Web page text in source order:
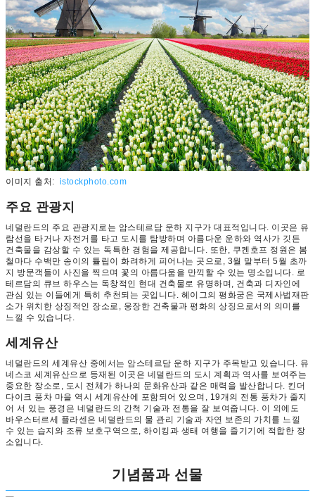
이미지 출처: istockphoto.com
주요 관광지
네덜란드의 주요 관광지로는 암스테르담 운하 지구가 대표적입니다. 이곳은 유
람선을 타거나 자전거를 타고 도시를 탐방하며 아름다운 운하와 역사가 깃든
건축물을 감상할 수 있는 독특한 경험을 제공합니다. 또한, 쿠켄호프 정원은 봄
철마다 수백만 송이의 튤립이 화려하게 피어나는 곳으로, 3월 말부터 5월 초까
지 방문객들이 사진을 찍으며 꽃의 아름다움을 만끽할 수 있는 명소입니다. 로
테르담의 큐브 하우스는 독창적인 현대 건축물로 유명하며, 건축과 디자인에
관심 있는 이들에게 특히 추천되는 곳입니다. 헤이그의 평화궁은 국제사법재판
소가 위치한 상징적인 장소로, 웅장한 건축물과 평화의 상징으로서의 의미를
느낄 수 있습니다.
세계유산
네덜란드의 세계유산 중에서는 암스테르담 운하 지구가 주목받고 있습니다. 유
네스코 세계유산으로 등재된 이곳은 네덜란드의 도시 계획과 역사를 보여주는
중요한 장소로, 도시 전체가 하나의 문화유산과 같은 매력을 발산합니다. 킨더
다이크 풍차 마을 역시 세계유산에 포함되어 있으며, 19개의 전통 풍차가 줄지
어 서 있는 풍경은 네덜란드의 간척 기술과 전통을 잘 보여줍니다. 이 외에도
바우스터르세 플라센은 네덜란드의 물 관리 기술과 자연 보존의 가치를 느낄
수 있는 습지와 조류 보호구역으로, 하이킹과 생태 여행을 즐기기에 적합한 장
소입니다.
기념품과 선물